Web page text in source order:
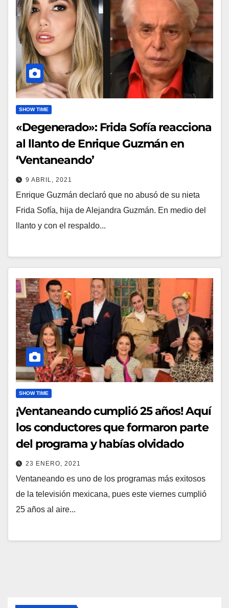
SHOW TIME
«Degenerado»: Frida Sofía reacciona
al llanto de Enrique Guzmán en
‘Ventaneando’
9 ABRIL, 2021
Enrique Guzmán declaró que no abusó de su nieta
Frida Sofía, hija de Alejandra Guzmán. En medio del
llanto y con el respaldo...
SHOW TIME
¡Ventaneando cumplió 25 años! Aquí
los conductores que formaron parte
del programa y habías olvidado
23 ENERO, 2021
Ventaneando es uno de los programas más exitosos
de la televisión mexicana, pues este viernes cumplió
25 años al aire...